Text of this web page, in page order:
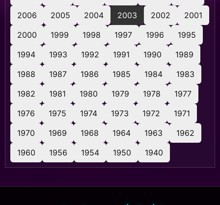
2006
2005 2004 2003 2002
2001
2000
1999 1998 1997 1996
1995
1994
1993 1992 1991 1990
1989
1988
1987 1986 1985 1984
1983
1982
1981 1980 1979 1978
1977
1976
1975 1974 1973 1972
1971
1970
1969 1968 1964 1963
1962
1960
1956 1954 1950 1940